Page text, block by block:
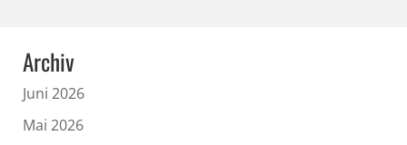
Archiv
Juni 2026
Mai 2026